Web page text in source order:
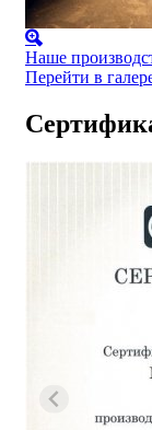
Наше
Перейти в